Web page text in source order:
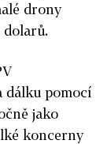
drony
dálku pomocí
jako
koncerny